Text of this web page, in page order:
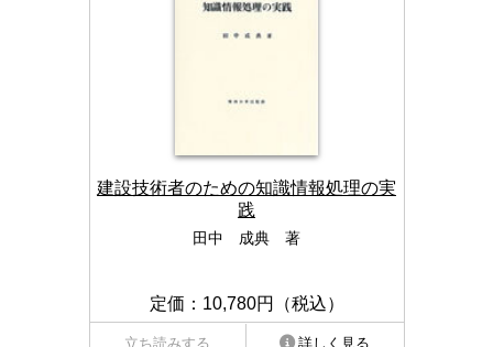
建設技術者のための知識情報処理の実
践
田中 成典 著
定価：10,780円（税込）
立ち読みする 詳しく見る